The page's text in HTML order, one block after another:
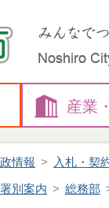
産業・
情報 入札・契
別案内 総務部